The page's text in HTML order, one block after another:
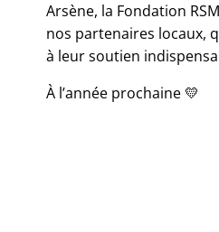
Arsène, la Fondation
nos partenaires locaux,
à leur soutien
À l’année prochaine 💛